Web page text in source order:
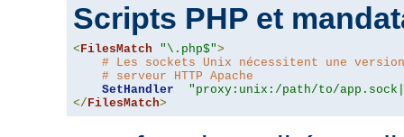
Scripts PHP et
<FilesMatch "\.php$">
# Les sockets Unix nécessitent une
# serveur HTTP Apache
SetHandler
"proxy:unix:/path/to/
</FilesMatch>